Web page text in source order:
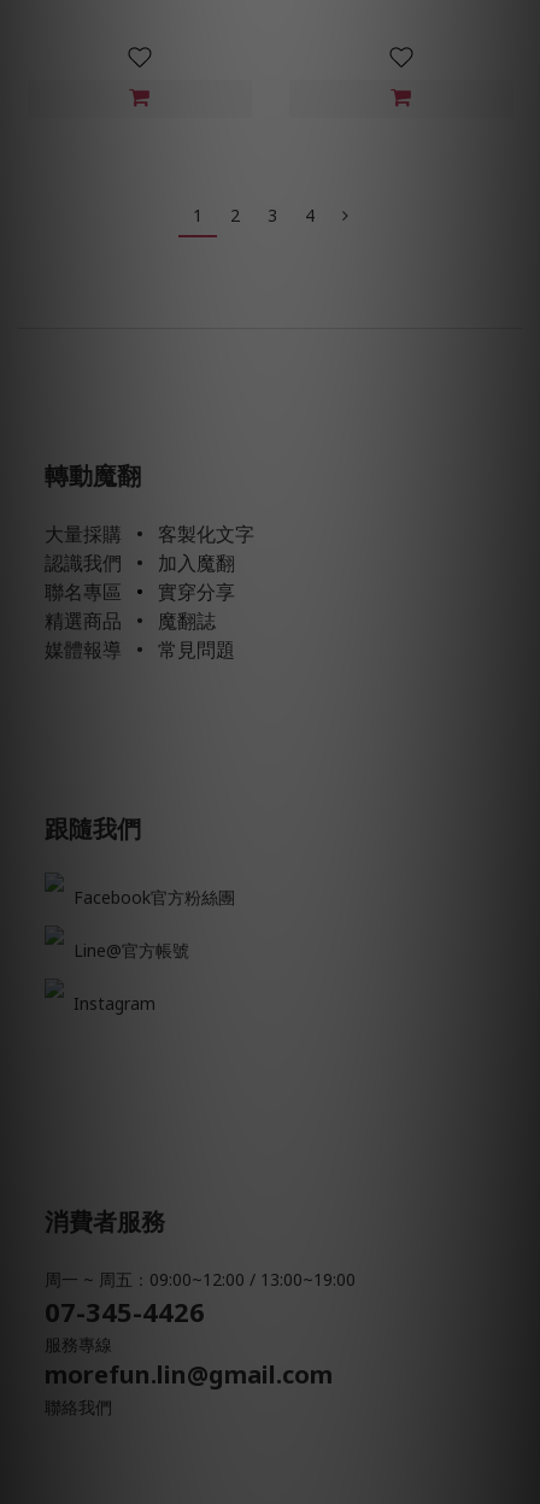
1 2 3 4
轉動魔翻
大量採購 •
客製化文字
認識我們 •
加入魔翻
聯名專區 •
實穿分享
精選商品 •
魔翻誌
媒體報導
• 常見問題
跟隨我們
Facebook官方粉絲團
Line@官方帳號
Instagram
消費者服務
周一 ~ 周五：09:00~12:00 / 13:00~19:00
07-345-4426
服務專線
morefun.lin@gmail.com
聯絡我們